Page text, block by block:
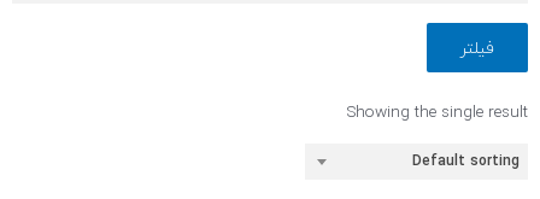
فیلتر
Showing the single result
Default sorting